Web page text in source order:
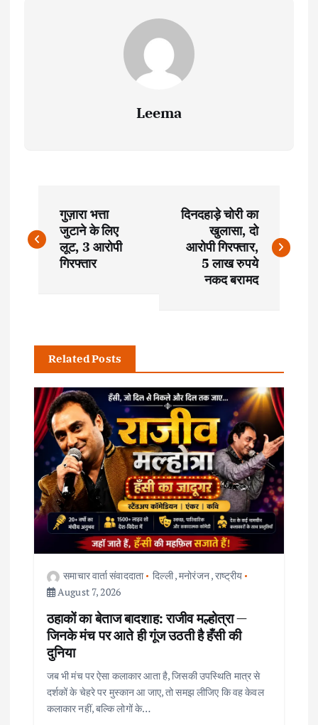
Leema
o
n
a
v
g
a
t
गुज़ारा भत्ता
जुटाने के लिए
लूट, 3 आरोपी
गिरफ्तार
दिनदहाड़े चोरी का
खुलासा, दो
आरोपी गिरफ्तार,
5 लाख रुपये
नकद बरामद
Related Posts
समाचार वार्ता संवाददाता दिल्ली,मनोरंजन,राष्ट्रीय
August 7, 2026
ठहाकों का बेताज बादशाह: राजीव मल्होत्रा —
जिनके मंच पर आते ही गूंज उठती है हँसी की
दुनिया
जब भी मंच पर ऐसा कलाकार आता है, जिसकी उपस्थिति मात्र से
दर्शकों के चेहरे पर मुस्कान आ जाए, तो समझ लीजिए कि वह केवल
कलाकार नहीं, बल्कि लोगों के…